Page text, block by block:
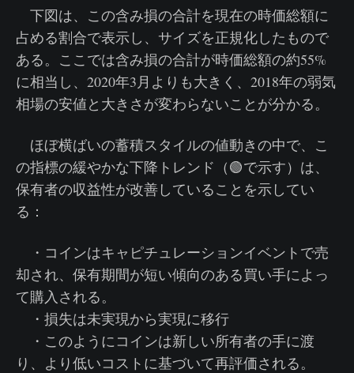
下図は、この含み損の合計を現在の時価総額に
占める割合で表示し、サイズを正規化したもので
ある。ここでは含み損の合計が時価総額の約55%
に相当し、2020年3月よりも大きく、2018年の弱気
相場の安値と大きさが変わらないことが分かる。
ほぼ横ばいの蓄積スタイルの値動きの中で、こ
の指標の緩やかな下降トレンド（🟢で示す）は、
保有者の収益性が改善していることを示してい
る：
・コインはキャピチュレーションイベントで売
却され、保有期間が短い傾向のある買い手によっ
て購入される。
・損失は未実現から実現に移行
・このようにコインは新しい所有者の手に渡
り、より低いコストに基づいて再評価される。